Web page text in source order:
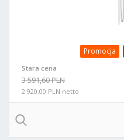
Promocja
Stara cena
3 591,60 PLN
2 920,00 PLN netto